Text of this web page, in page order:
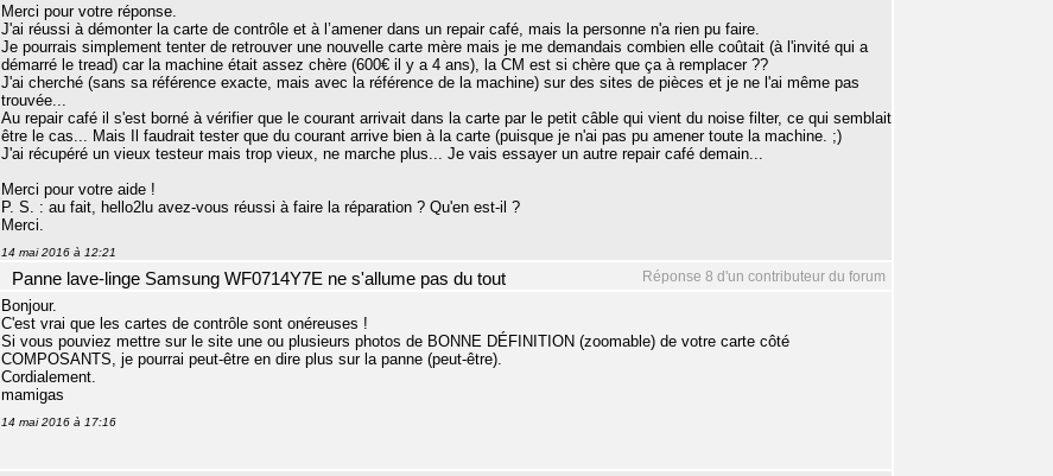
Merci pour votre réponse.
J'ai réussi à démonter la carte de contrôle et à l’amener dans un repair café, mais la personne n'a rien pu faire.
Je pourrais simplement tenter de retrouver une nouvelle carte mère mais je me demandais combien elle coûtait (à l'invité qui a
démarré le tread) car la machine était assez chère (600€ il y a 4 ans), la CM est si chère que ça à remplacer ??
J'ai cherché (sans sa référence exacte, mais avec la référence de la machine) sur des sites de pièces et je ne l'ai même pas
trouvée...
Au repair café il s'est borné à vérifier que le courant arrivait dans la carte par le petit câble qui vient du noise filter, ce qui semblait
être le cas... Mais Il faudrait tester que du courant arrive bien à la carte (puisque je n'ai pas pu amener toute la machine. ;)
J'ai récupéré un vieux testeur mais trop vieux, ne marche plus... Je vais essayer un autre repair café demain...
Merci pour votre aide !
P. S. : au fait, hello2lu avez-vous réussi à faire la réparation ? Qu'en est-il ?
Merci.
14 mai 2016 à 12:21
Réponse 8 d'un contributeur du forum
Panne lave-linge Samsung WF0714Y7E ne s'allume pas du tout
Bonjour.
C'est vrai que les cartes de contrôle sont onéreuses !
Si vous pouviez mettre sur le site une ou plusieurs photos de BONNE DÉFINITION (zoomable) de votre carte côté
COMPOSANTS, je pourrai peut-être en dire plus sur la panne (peut-être).
Cordialement.
mamigas
14 mai 2016 à 17:16